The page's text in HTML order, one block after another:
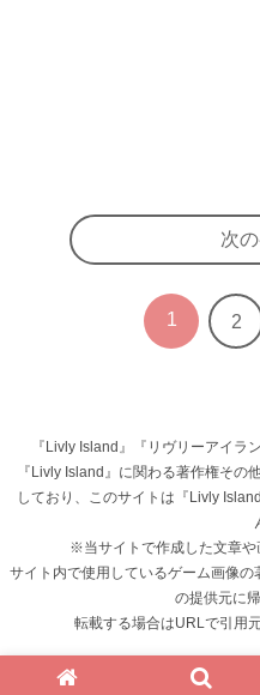
次
1 2
『Livly Island』『リヴリーアイラ
『Livly Island』に関わる著作権その
しており、このサイトは『Livly
※当サイトで作成した文章や
サイト内で使用しているゲーム画像
の提供元に
転載する場合はURLで引用